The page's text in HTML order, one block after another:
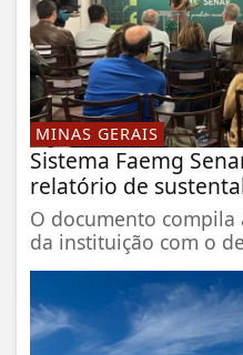
MINAS GERAIS
Sistema Faemg
relatório de
O documento compila
da instituição com o